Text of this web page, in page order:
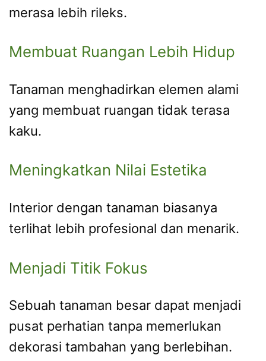
merasa lebih rileks.
Membuat Ruangan Lebih Hidup
Tanaman menghadirkan elemen alami
yang membuat ruangan tidak terasa
kaku.
Meningkatkan Nilai Estetika
Interior dengan tanaman biasanya
terlihat lebih profesional dan menarik.
Menjadi Titik Fokus
Sebuah tanaman besar dapat menjadi
pusat perhatian tanpa memerlukan
dekorasi tambahan yang berlebihan.